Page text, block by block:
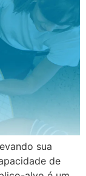
sua
de